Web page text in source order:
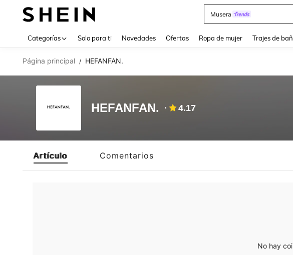
Musera
Categorías Solo para ti Novedades Ofertas Ropa de mujer Trajes de
Página principal / HEFANFAN.
HEFANFAN. 4.17
Artículo Comentarios
No hay